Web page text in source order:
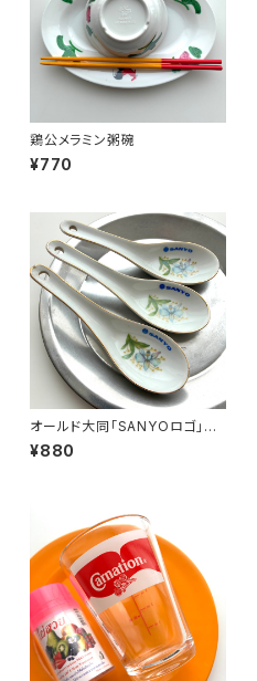
鶏公メラミン粥碗
¥770
オールド大同「SANYOロゴ」レ
ンゲ
¥880